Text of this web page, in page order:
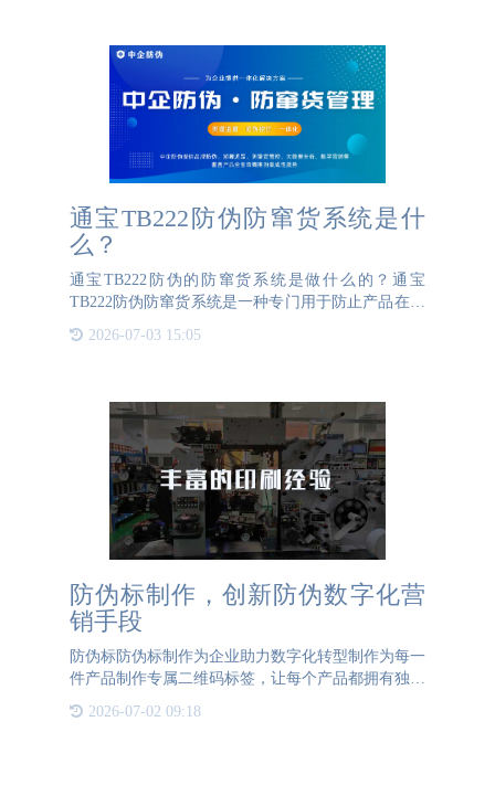
通宝TB222防伪防窜货系统是什
么？
通宝TB222防伪的防窜货系统是做什么的？通宝
TB222防伪防窜货系统是一种专门用于防止产品在不
同地区或渠道之间非法流通的管理系统。通过一系列
技术手段和流程设计，确保产品在生产、流通、销售
2026-07-03 15:05
防伪标制作，创新防伪数字化营
销手段
防伪标防伪标制作为企业助力数字化转型制作为每一
件产品制作专属二维码标签，让每个产品都拥有独一
无二的二维码，实现一物一码。一物一码能为酒水、
视频、化工、服装、快消品、粮食、农资等众多行业
2026-07-02 09:18